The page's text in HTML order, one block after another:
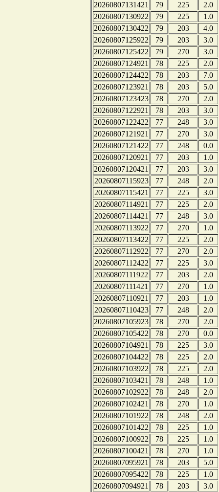
20260807131421
79 225
2.0
20260807130922
79 225
1.0
20260807130422
79 203
4.0
20260807125922
79 203
3.0
20260807125422
79 270
3.0
20260807124921
78 225
2.0
20260807124422
78 203
7.0
20260807123921
78 203
5.0
20260807123423
78 270
2.0
20260807122921
78 203
3.0
20260807122422
77 248
3.0
20260807121921
77 270
3.0
20260807121422
77 248
0.0
20260807120921
77 203
1.0
20260807120421
77 203
3.0
20260807115923
77 248
2.0
20260807115421
77 225
3.0
20260807114921
77 225
2.0
20260807114421
77 248
3.0
20260807113922
77 270
1.0
20260807113422
77 225
2.0
20260807112922
77 270
2.0
20260807112422
77 225
3.0
20260807111922
77 203
2.0
20260807111421
77 270
1.0
20260807110921
77 203
1.0
20260807110423
77 248
2.0
20260807105923
78 270
2.0
20260807105422
78 270
0.0
20260807104921
78 225
3.0
20260807104422
78 225
2.0
20260807103922
78 225
2.0
20260807103421
78 248
1.0
20260807102922
78 248
2.0
20260807102421
78 270
1.0
20260807101922
78 248
2.0
20260807101422
78 225
1.0
20260807100922
78 225
1.0
20260807100421
78 270
1.0
20260807095921
78 203
5.0
20260807095422
78 225
1.0
20260807094921
78 203
3.0